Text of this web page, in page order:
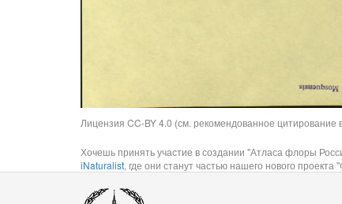
Лицензия CC-BY 4.0 (см. рекомендованное цитирование
Хочешь принять участие в создании "Атласа флоры
iNaturalist, где они станут частью нашего нового